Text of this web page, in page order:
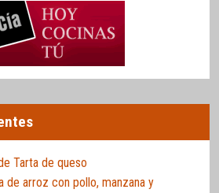
Tarta de queso
de arroz con pollo, manzana y